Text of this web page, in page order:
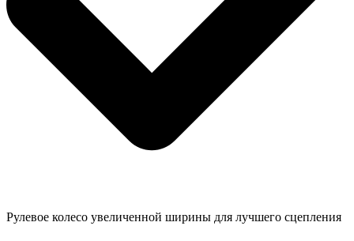
Рулевое колесо увеличенной ширины для лучшего сцепления